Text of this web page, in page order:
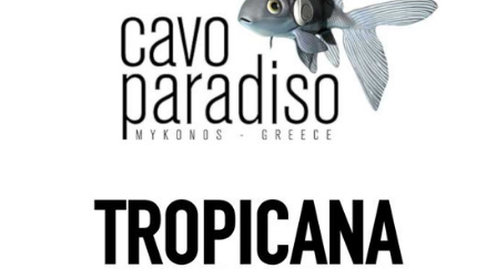
Σεβασμιώτατος Δωρόθεος Β’